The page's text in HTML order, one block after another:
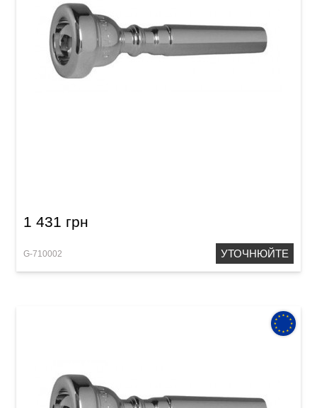
1 431 грн
G-710002 УТОЧНЮЙТЕ